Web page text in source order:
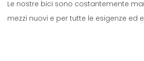
Le nostre bici sono costantemente
mezzi nuovi e per tutte le esigenze ed